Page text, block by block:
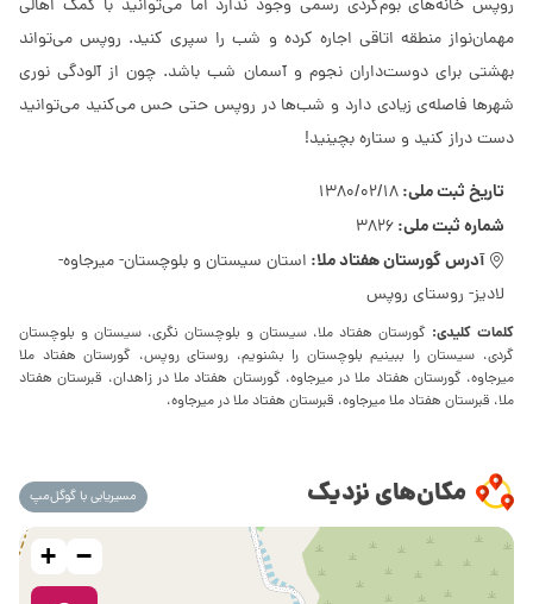
روپس خانه‌های بوم‌گردی رسمی وجود ندارد اما می‌توانید با کمک اهالی
مهمان‌نواز منطقه اتاقی اجاره کرده و شب را سپری کنید. روپس می‌تواند
بهشتی برای دوست‌داران نجوم و آسمان شب باشد. چون از آلودگی نوری
شهرها فاصله‌ی زیادی دارد و شب‌ها در روپس حتی حس می‌کنید می‌توانید
دست دراز کنید و ستاره بچینید!
تاریخ ثبت ملی:1380/02/18
شماره ثبت ملی:3826
آدرس گورستان هفتاد ملا: استان سیستان و بلوچستان- میرجاوه-
لادیز- روستای روپس
کلمات کلیدی: گورستان هفتاد ملا، سیستان و بلوچستان نگری، سیستان و بلوچستان
گردی، سیستان را ببینیم بلوچستان را بشنویم، روستای روپس، گورستان هفتاد ملا
میرجاوه، گورستان هفتاد ملا در میرجاوه، گورستان هفتاد ملا در زاهدان، قبرستان هفتاد
ملا، قبرستان هفتاد ملا میرجاوه، قبرستان هفتاد ملا در میرجاوه،
مکان‌های نزدیک مسیریابی با گوگل‌مپ
+ −